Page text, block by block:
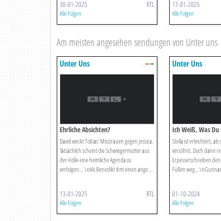
30-01-2025 RTL
Alle Folgen
17-01-2025
Alle Folgen
Am meisten angesehen sendungen von Unter uns
Unter Uns
Ehrliche Absichten?
David weckt Tobias' Misstrauen gegen Jessica.
Tatsächlich scheint die Schwiegermutter aus
der Hölle eine heimliche Agenda zu
verfolgen... \nAls Benedikt ihm einen ange ...
13-01-2025 RTL
Alle Folgen
Unter Uns
Ich Weiß, Was
Stella ist erleichtert, als
versöhnt. Doch dann
Erpesserschreiben
Füßen
01-10-2024
Alle Folgen